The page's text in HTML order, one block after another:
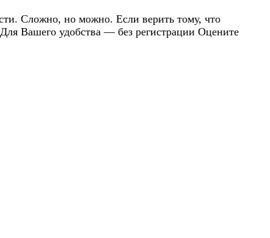
Сложно, но можно. Если верить тому, что
Вашего удобства — без регистрации Оцените